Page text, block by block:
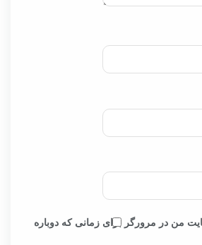
من در مرورگر برای زمانی که دوباره